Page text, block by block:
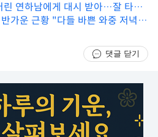
린 연하남에게 대시 받아…잘 타일
가운 근황 "다들 바쁜 와중 저녁
댓글 닫기